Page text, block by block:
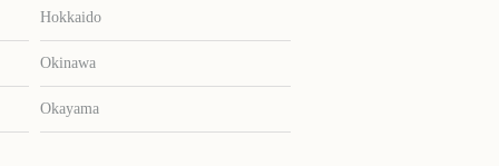
Hokkaido
Okinawa
Okayama